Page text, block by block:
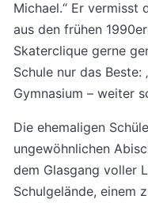
Michael.“ Er vermisst
aus den frühen
Skaterclique gerne
Schule nur das
Gymnasium – weiter
Die ehemaligen
ungewöhnlichen
dem Glasgang voller
Schulgelände, einem